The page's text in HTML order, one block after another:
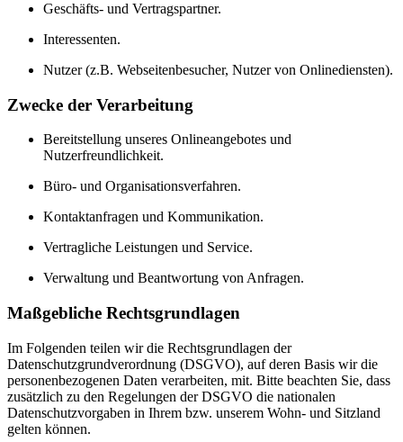
Geschäfts- und Vertragspartner.
Interessenten.
Nutzer (z.B. Webseitenbesucher, Nutzer von Onlinediensten).
Zwecke der Verarbeitung
Bereitstellung unseres Onlineangebotes und
Nutzerfreundlichkeit.
Büro- und Organisationsverfahren.
Kontaktanfragen und Kommunikation.
Vertragliche Leistungen und Service.
Verwaltung und Beantwortung von Anfragen.
Maßgebliche Rechtsgrundlagen
Im Folgenden teilen wir die Rechtsgrundlagen der
Datenschutzgrundverordnung (DSGVO), auf deren Basis wir die
personenbezogenen Daten verarbeiten, mit. Bitte beachten Sie, dass
zusätzlich zu den Regelungen der DSGVO die nationalen
Datenschutzvorgaben in Ihrem bzw. unserem Wohn- und Sitzland
gelten können.